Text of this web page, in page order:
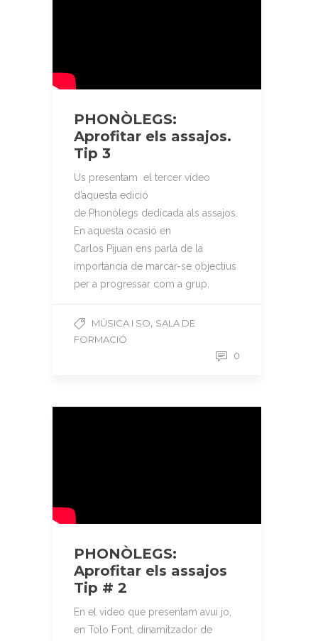
PHONÒLEGS:
Aprofitar els assajos.
Tip 3
Us presentam el tercer vídeo
d’aquesta edició
de Phonòlegs dedicada als assajos.
En aquesta ocasió en
Carlos Pijuan ens parla de la
importància de marcar-se objectius
per a progressar com a grup.
MÚSICA I SO, SALA DE
FORMACIÓ
0
PHONÒLEGS:
Aprofitar els assajos
Tip # 2
En el video que presentam avui jo,
en Tolo Font, dinamitzador de